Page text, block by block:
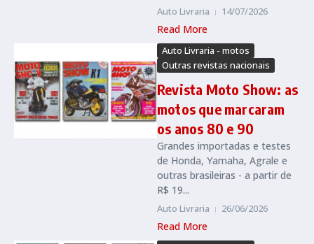
Auto Livraria 14/07/2026
Read More
Auto Livraria - motos
Outras revistas nacionais
Revista Moto Show: as
motos que marcaram
os anos 80 e 90
Grandes importadas e testes
de Honda, Yamaha, Agrale e
outras brasileiras - a partir de
R$ 19...
Auto Livraria 26/06/2026
Read More